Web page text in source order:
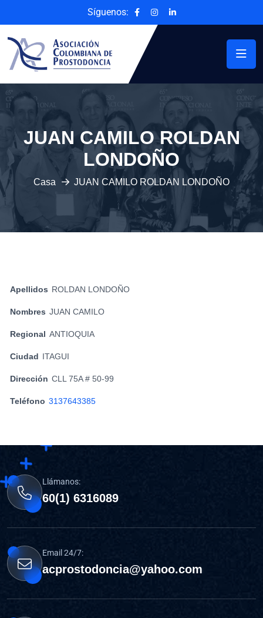
Síguenos:
JUAN CAMILO ROLDAN
LONDOÑO
Casa JUAN CAMILO ROLDAN LONDOÑO
Apellidos ROLDAN LONDOÑO
Nombres JUAN CAMILO
Regional ANTIOQUIA
Ciudad ITAGUI
Dirección CLL 75A # 50-99
Teléfono 3137643385
Llámanos:
60(1) 6316089
Email 24/7:
acprostodoncia@yahoo.com